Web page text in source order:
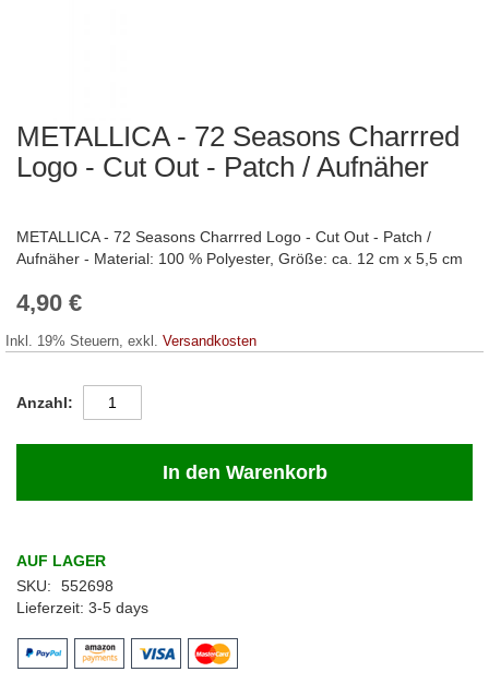
METALLICA - 72 Seasons Charrred
Logo - Cut Out - Patch / Aufnäher
METALLICA - 72 Seasons Charrred Logo - Cut Out - Patch /
Aufnäher - Material: 100 % Polyester, Größe: ca. 12 cm x 5,5 cm
4,90 €
Inkl. 19% Steuern, exkl. Versandkosten
Anzahl
In den Warenkorb
AUF LAGER
SKU
552698
Lieferzeit 3-5 days
Zum
der